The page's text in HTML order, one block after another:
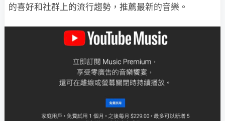
的⁠喜⁠好⁠和⁠社⁠群⁠上⁠的⁠流⁠行⁠趨⁠勢⁠，⁠推⁠薦⁠最⁠新⁠的⁠音⁠樂⁠。